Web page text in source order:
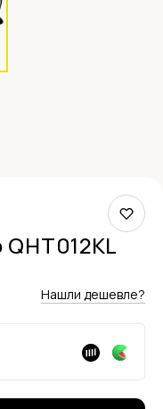
Нашли дешевле?